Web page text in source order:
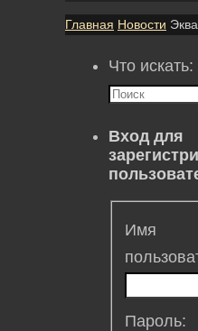
Главная Новости
Что искать:
Вход для
Имя
Пароль: